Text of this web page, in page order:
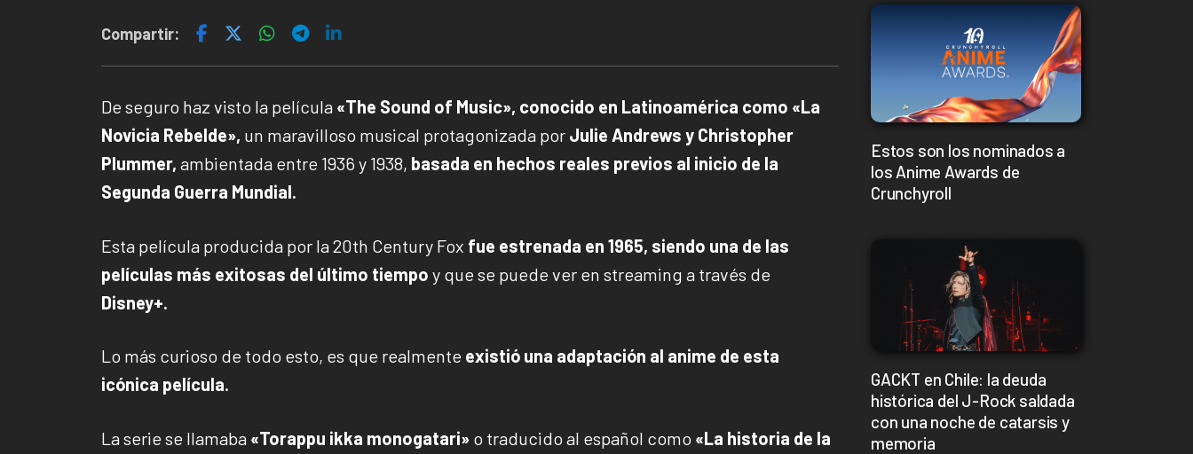
Compartir:
De seguro haz visto la película «The Sound of Music», conocido en Latinoamérica como «La
Novicia Rebelde», un maravilloso musical protagonizada por Julie Andrews y Christopher
Plummer, ambientada entre 1936 y 1938, basada en hechos reales previos al inicio de la
Segunda Guerra Mundial.
Esta película producida por la 20th Century Fox fue estrenada en 1965, siendo una de las
películas más exitosas del último tiempo y que se puede ver en streaming a través de
Disney+.
Lo más curioso de todo esto, es que realmente existió una adaptación al anime de esta
icónica película.
La serie se llamaba «Torappu ikka monogatari» o traducido al español como «La historia de la
Estos son los nominados a
los Anime Awards de
Crunchyroll
GACKT en Chile: la deuda
histórica del J-Rock saldada
con una noche de catarsis y
memoria